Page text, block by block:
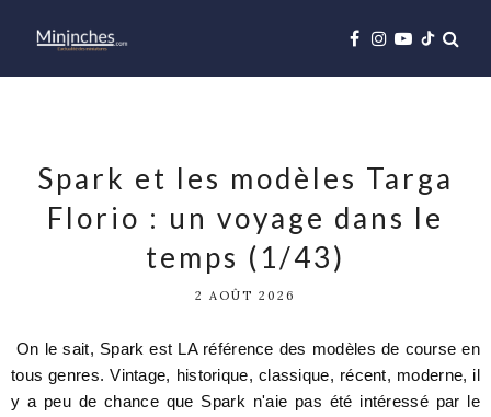
Spark et les modèles Targa
Florio : un voyage dans le
temps (1/43)
2 AOÛT 2026
On le sait, Spark est LA référence des modèles de course en
tous genres. Vintage, historique, classique, récent, moderne, il
y a peu de chance que Spark n'aie pas été intéressé par le